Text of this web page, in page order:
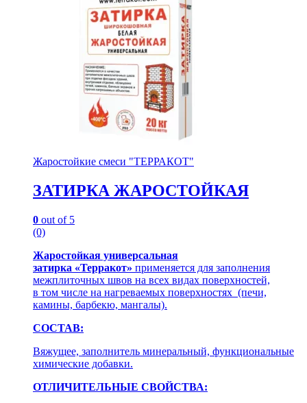
Жаростойкие смеси "ТЕРРАКОТ"
ЗАТИРКА ЖАРОСТОЙКАЯ
0 out of 5
(0)
Жаростойкая универсальная
затирка «Терракот» применяется для заполнения
межплиточных швов на всех видах поверхностей,
в том числе на нагреваемых поверхностях (печи,
камины, барбекю, мангалы).
СОСТАВ:
Вяжущее, заполнитель минеральный, функциональные
химические добавки.
ОТЛИЧИТЕЛЬНЫЕ СВОЙСТВА: